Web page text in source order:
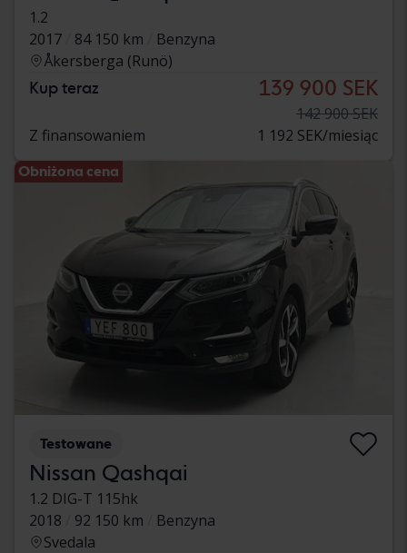
1.2
2017
84 150 km
Benzyna
Åkersberga (Runö)
Kup teraz 139 900 SEK
142 900 SEK
Z finansowaniem
1 192 SEK/miesiąc
Obniżona cena
Testowane
Nissan Qashqai
1.2 DIG-T 115hk
2018
92 150 km
Benzyna
Svedala